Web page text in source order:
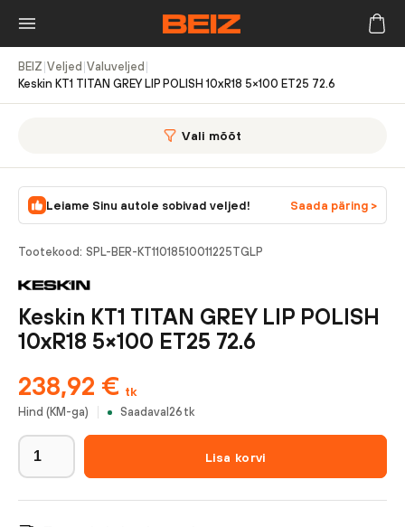
BEIZ Veljed Valuveljed
Keskin KT1 TITAN GREY LIP POLISH 10xR18 5×100 ET25 72.6
Vali mõõt
Tootekood: SPL-BER-KT11018510011225TGLP
Keskin KT1 TITAN GREY LIP POLISH
10xR18 5×100 ET25 72.6
238,92 € tk
Hind (KM-ga) Saadaval 26 tk
Lisa korvi
Leiame Sinu autole sobivad veljed! Saada päring >